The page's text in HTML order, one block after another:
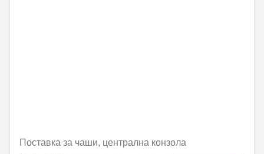
Поставка за чаши, централна конзола